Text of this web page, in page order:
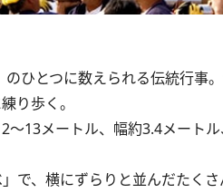
ひとつに数えられる伝統行
り歩く。
13メートル、幅約3.4メート
で、横にずらりと並んだたく